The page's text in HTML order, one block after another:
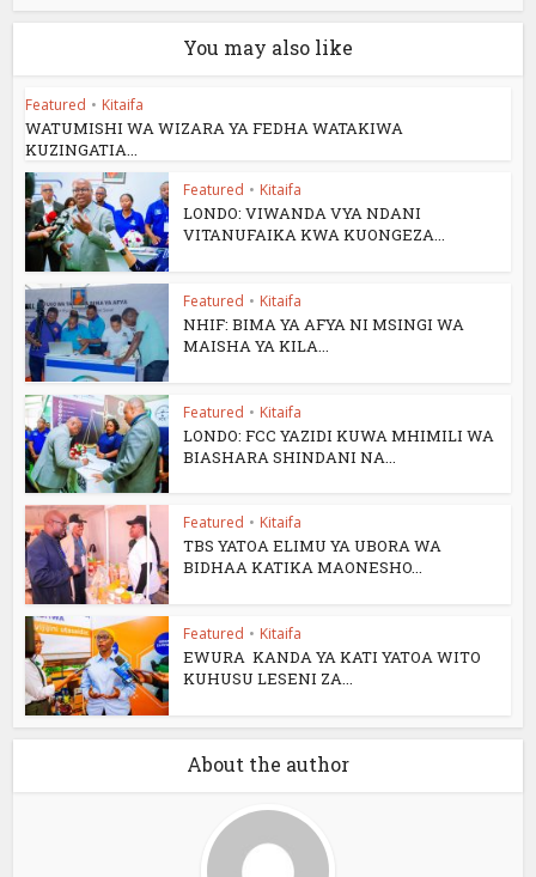
You may also like
Featured • Kitaifa
WATUMISHI WA WIZARA YA FEDHA WATAKIWA
KUZINGATIA...
Featured • Kitaifa
LONDO: VIWANDA VYA NDANI
VITANUFAIKA KWA KUONGEZA...
Featured • Kitaifa
NHIF: BIMA YA AFYA NI MSINGI WA
MAISHA YA KILA...
Featured • Kitaifa
LONDO: FCC YAZIDI KUWA MHIMILI WA
BIASHARA SHINDANI NA...
Featured • Kitaifa
TBS YATOA ELIMU YA UBORA WA
BIDHAA KATIKA MAONESHO...
Featured • Kitaifa
EWURA KANDA YA KATI YATOA WITO
KUHUSU LESENI ZA...
About the author